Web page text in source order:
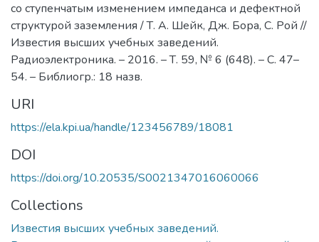
со ступенчатым изменением импеданса и дефектной
структурой заземления / Т. А. Шейк, Дж. Бора, С. Рой //
Известия высших учебных заведений.
Радиоэлектроника. – 2016. – Т. 59, № 6 (648). – C. 47–
54. – Библиогр.: 18 назв.
URI
https://ela.kpi.ua/handle/123456789/18081
DOI
https://doi.org/10.20535/S0021347016060066
Collections
Известия высших учебных заведений.